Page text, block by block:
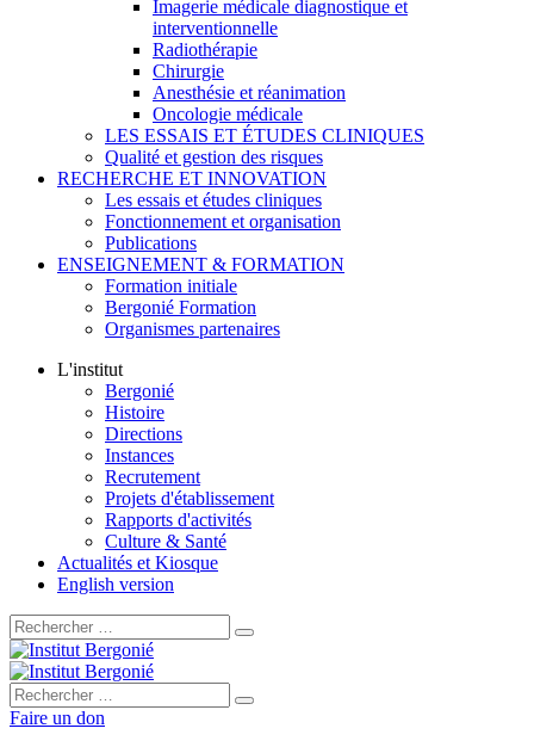
Imagerie médicale diagnostique et
interventionnelle
Radiothérapie
Chirurgie
Anesthésie et réanimation
Oncologie médicale
LES ESSAIS ET ÉTUDES CLINIQUES
Qualité et gestion des risques
RECHERCHE ET INNOVATION
Les essais et études cliniques
Fonctionnement et organisation
Publications
ENSEIGNEMENT & FORMATION
Formation initiale
Bergonié Formation
Organismes partenaires
L'institut
Bergonié
Histoire
Directions
Instances
Recrutement
Projets d'établissement
Rapports d'activités
Culture & Santé
Actualités et Kiosque
English version
Rechercher :
Rechercher :
Faire un don